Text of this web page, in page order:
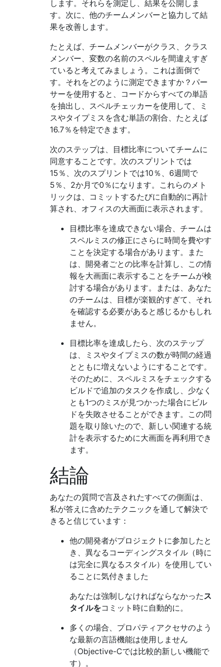
します。それらを測定し、結果を公開しま
す。次に、他のチームメンバーと協力して結
果を改善します。
たとえば、チームメンバーがクラス、クラス
メンバー、変数の名前のスペルを間違えすぎ
ていると考えてみましょう。これは面倒で
す。それをどのように測定できますか？パー
サーを使用すると、コードからすべての単語
を抽出し、スペルチェッカーを使用して、ミ
スやタイプミスを含む単語の割合、たとえば
16.7％を特定できます。
次のステップは、目標比率についてチームに
同意することです。次のスプリントでは
15％、次のスプリントでは10％、6週間で
5％、2か月で0％になります。これらのメト
リックは、コミットするたびに自動的に再計
算され、オフィスの大画面に表示されます。
目標比率を達成できない場合、チームは
スペルミスの修正にさらに時間を費やす
ことを決定する場合があります。また
は、開発者ごとの比率を計算し、この情
報を大画面に表示することをチームが検
討する場合があります。または、あなた
のチームは、目標が楽観的すぎて、それ
を確認する必要があると感じるかもしれ
ません。
目標比率を達成したら、次のステップ
は、ミスやタイプミスの数が時間の経過
とともに増えないようにすることです。
そのために、スペルミスをチェックする
ビルドで追加のタスクを作成し、少なく
とも1つのミスが見つかった場合にビル
ドを失敗させることができます。この問
題を取り除いたので、新しい関連する統
計を表示するために大画面を再利用でき
ます。
結論
あなたの質問で言及されたすべての側面は、
私が答えに含めたテクニックを通して解決で
きると信じています：
他の開発者がプロ​​ジェクトに参加したと
き、異なるコーディングスタイル（時に
は完全に異なるスタイル）を使用してい
ることに気付きました
あなたは強制しなければならなかったス
タイルをコミット時に自動的に。
多くの場合、プロパティアクセサのよう
な最新の言語機能は使用しません
（Objective-Cでは比較的新しい機能で
す）。